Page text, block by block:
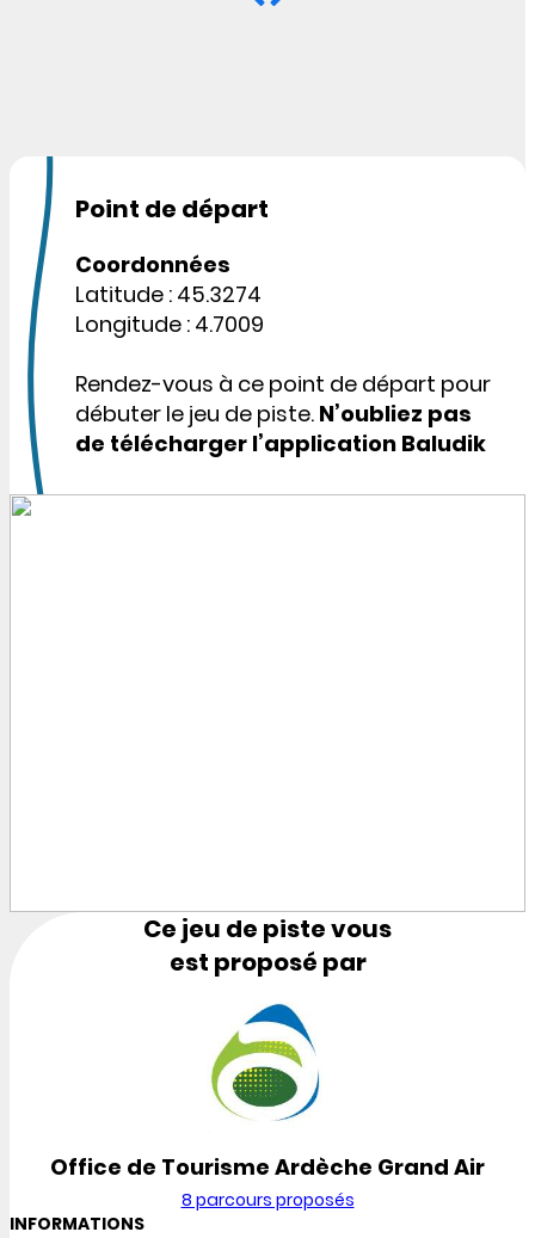
Point de départ
Coordonnées
Latitude : 45.3274
Longitude : 4.7009
Rendez-vous à ce point de départ pour
débuter le jeu de piste. N’oubliez pas
de télécharger l’application Baludik
Ce jeu de piste vous
est proposé par
Office de Tourisme Ardèche Grand Air
8 parcours proposés
INFORMATIONS